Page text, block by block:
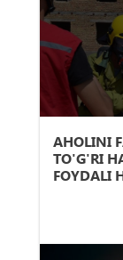
AHOLINI
TO'G'RI
FOYDALI